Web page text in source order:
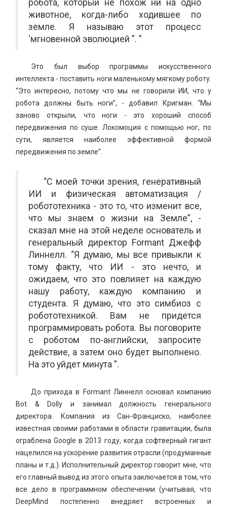
робота, который не похож ни на одно
животное, когда-либо ходившее по
земле. Я называю этот процесс
‘мгновенной эволюцией ”. "
Это был выбор программы искусственного
интеллекта - поставить ноги маленькому мягкому роботу.
“Это интересно, потому что мы не говорили ИИ, что у
робота должны быть ноги”, - добавил Кригман. “Мы
заново открыли, что ноги - это хороший способ
передвижения по суше. Локомоция с помощью ног, по
сути, является наиболее эффективной формой
передвижения по земле”.
“С моей точки зрения, генеративный
ИИ и физическая автоматизация /
робототехника - это то, что изменит все,
что мы знаем о жизни на Земле”, -
сказал мне на этой неделе основатель и
генеральный директор Formant Джефф
Линнелл. “Я думаю, мы все привыкли к
тому факту, что ИИ - это нечто, и
ожидаем, что это повлияет на каждую
нашу работу, каждую компанию и
студента. Я думаю, что это симбиоз с
робототехникой. Вам не придется
программировать робота. Вы поговорите
с роботом по-английски, запросите
действие, а затем оно будет выполнено.
На это уйдет минута ”.
До прихода в Formant Линнелл основал компанию
Bot & Dolly и занимал должность генерального
директора. Компания из Сан-Франциско, наиболее
известная своими работами в области гравитации, была
ограблена Google в 2013 году, когда софтверный гигант
нацелился на ускорение развития отрасли (продуманные
планы и т.д.). Исполнительный директор говорит мне, что
его главный вывод из этого опыта заключается в том, что
все дело в программном обеспечении (учитывая, что
DeepMind постепенно внедряет встроенных и